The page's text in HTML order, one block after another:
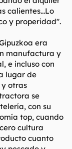
calientes...Lo
y properidad".
era
manufactura y
e incluso con
lugar de
otras
se
con su
top, cuando
cultura
cuanto